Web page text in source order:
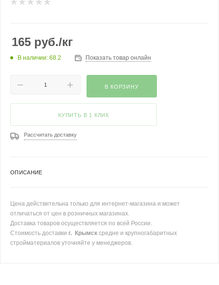
165 руб./кг
В наличии: 68.2 Показать товар онлайн
В КОРЗИНУ
КУПИТЬ В 1 КЛИК
Рассчитать доставку
ОПИСАНИЕ
Цена действительна только для интернет-магазина и может
отличаться от цен в розничных магазинах.
Доставка товаров осуществляется по всей России.
Стоимость доставки г. Крымск средне и крупногабаритных
стройматериалов уточняйте у менеджеров.